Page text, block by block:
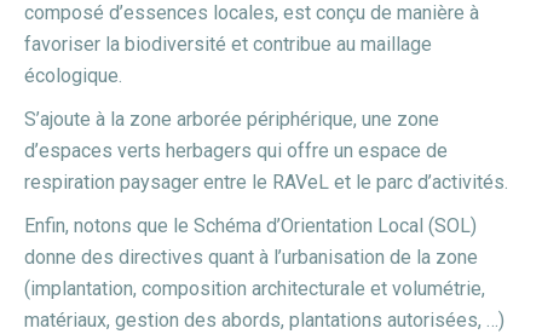
composé d’essences locales, est conçu de manière à
favoriser la biodiversité et contribue au maillage
écologique.
S’ajoute à la zone arborée périphérique, une zone
d’espaces verts herbagers qui offre un espace de
respiration paysager entre le RAVeL et le parc d’activités.
Enfin, notons que le Schéma d’Orientation Local (SOL)
donne des directives quant à l’urbanisation de la zone
(implantation, composition architecturale et volumétrie,
matériaux, gestion des abords, plantations autorisées, …)